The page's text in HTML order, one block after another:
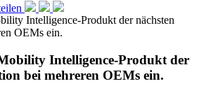
Intelligence-Produkt der
bei mehreren OEMs ein.